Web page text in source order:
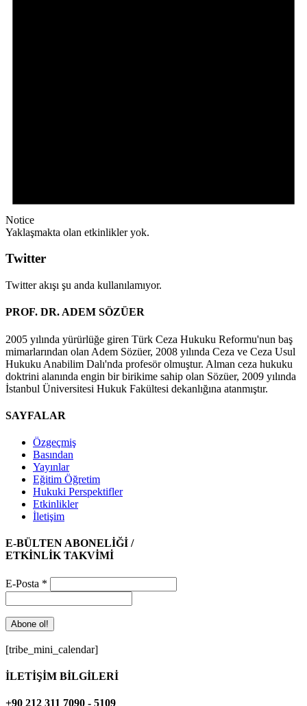
Notice
Yaklaşmakta olan etkinlikler yok.
Twitter
Twitter akışı şu anda kullanılamıyor.
PROF. DR. ADEM SÖZÜER
2005 yılında yürürlüğe giren Türk Ceza Hukuku Reformu'nun baş
mimarlarından olan Adem Sözüer, 2008 yılında Ceza ve Ceza Usul
Hukuku Anabilim Dalı'nda profesör olmuştur. Alman ceza hukuku
doktrini alanında engin bir birikime sahip olan Sözüer, 2009 yılında
İstanbul Üniversitesi Hukuk Fakültesi dekanlığına atanmıştır.
SAYFALAR
Özgeçmiş
Basından
Yayınlar
Eğitim Öğretim
Hukuki Perspektifler
Etkinlikler
İletişim
E-BÜLTEN ABONELİĞİ /
ETKİNLİK TAKVİMİ
E-Posta *
[tribe_mini_calendar]
İLETİŞİM BİLGİLERİ
+90 212 311 7090 - 5109